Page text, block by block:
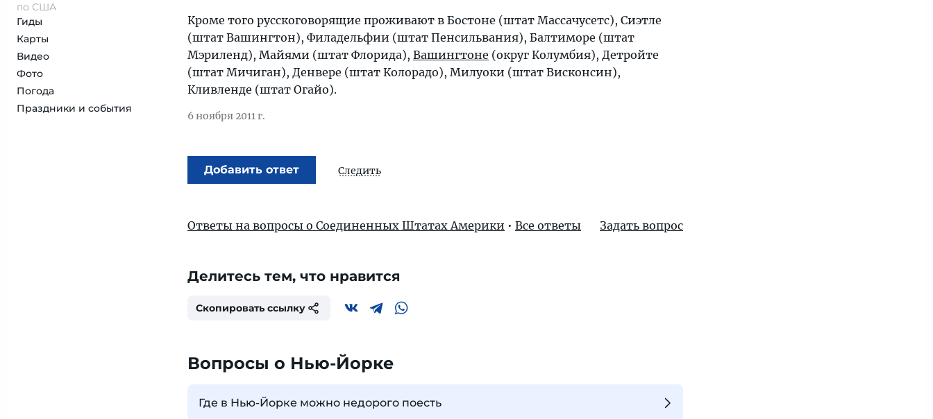
по США
Гиды
Карты
Видео
Фото
Погода
Праздники и события
Кроме того русскоговорящие проживают в Бостоне (штат Массачусетс), Сиэтле
(штат Вашингтон), Филадельфии (штат Пенсильвания), Балтиморе (штат
Мэриленд), Майями (штат Флорида), Вашингтоне (округ Колумбия), Детройте
(штат Мичиган), Денвере (штат Колорадо), Милуоки (штат Висконсин),
Кливленде (штат Огайо).
6 ноября 2011 г.
Добавить ответ Следить
Ответы на вопросы о Соединенных Штатах Америки • Все ответы Задать вопрос
Делитесь тем, что нравится
Скопировать ссылку
Вопросы о Нью-Йорке
Где в Нью-Йорке можно недорого поесть